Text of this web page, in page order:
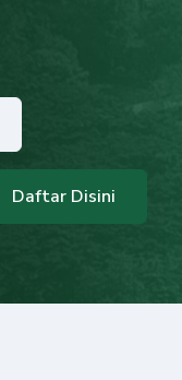
Daftar Disini